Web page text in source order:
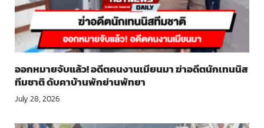
ออกหมายจับแล้ว! อดีตคนงานเมียนมา ฆ่าอดีตนักเทนนิส
ทีมชาติ ดับคาบ้านพักย่านพัทยา
July 28, 2026